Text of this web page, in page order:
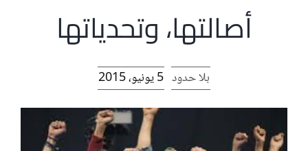
افتتاحية موقع المناضل-ة
أصالتها، وتحدياتها
بلا حدود 5 يونيو، 2015